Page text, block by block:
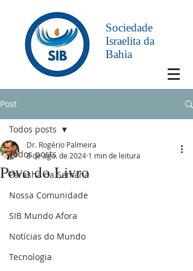
Sociedade
Israelita da
Bahia
Post
Todos posts
Parashá da Semana
Nossa Comunidade
SIB Mundo Afora
Notícias do Mundo
Tecnologia
Todos posts
Povo do Livro
Dr. Rogério Palmeira
8 de ago. de 2024 1 min de leitura